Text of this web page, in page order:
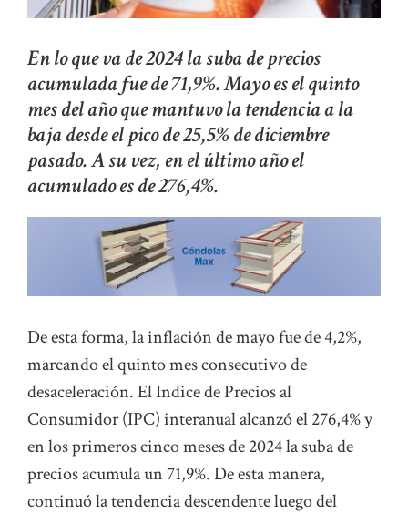
En lo que va de 2024 la suba de precios
acumulada fue de 71,9%. Mayo es el quinto
mes del año que mantuvo la tendencia a la
baja desde el pico de 25,5% de diciembre
pasado. A su vez, en el último año el
acumulado es de 276,4%.
De esta forma, la inflación de mayo fue de 4,2%,
marcando el quinto mes consecutivo de
desaceleración. El Indice de Precios al
Consumidor (IPC) interanual alcanzó el 276,4% y
en los primeros cinco meses de 2024 la suba de
precios acumula un 71,9%. De esta manera,
continuó la tendencia descendente luego del